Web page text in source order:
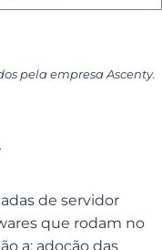
pela empresa Ascenty.
de servidor
que rodam no
a: adoção das